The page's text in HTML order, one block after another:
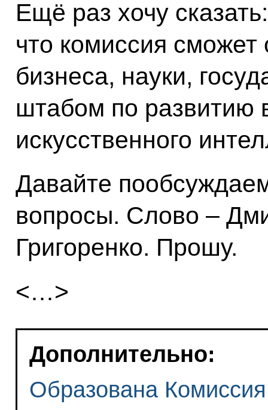
Ещё раз хочу
что комиссия
бизнеса, науки,
штабом по развитию
искусственного
Давайте
вопросы. Слово –
Григоренко. Прошу.
<…>
Дополнительно:
Образована